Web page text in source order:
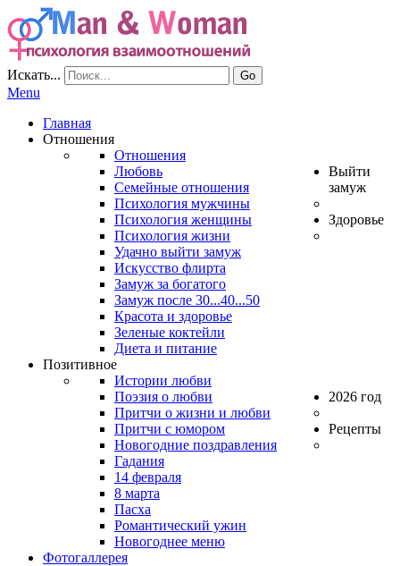
Искать... Go
Menu
Главная
Отношения
Отношения
Любовь
Семейные отношения
Психология мужчины
Психология женщины
Психология жизни
Выйти
замуж
Удачно выйти замуж
Искусство флирта
Замуж за богатого
Замуж после 30...40...50
Здоровье
Красота и здоровье
Зеленые коктейли
Диета и питание
Позитивное
Истории любви
Поэзия о любви
Притчи о жизни и любви
Притчи с юмором
2026 год
Новогодние поздравления
Гадания
14 февраля
8 марта
Рецепты
Пасха
Романтический ужин
Новогоднее меню
Фотогаллерея